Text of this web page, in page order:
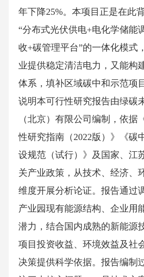
年下降25%。本项目正是在此
“分布式光伏供电+电化学储能
收+碳管理平台”的一体化模式
业提供稳定清洁电力，又能构
体系，填补区域碳中和示范项
说明本可行性研究报告由绿碳
（北京）有限公司编制，依据
性研究指南（2022版）》《碳
设规范（试行）》及国家、江
关产业政策，从技术、经济、
维度开展分析论证。报告通过
产业园现有能源结构、企业用
潜力，结合国内成熟的新能源
项目投资收益、环境效益及社
决策提供科学依据。报告编制